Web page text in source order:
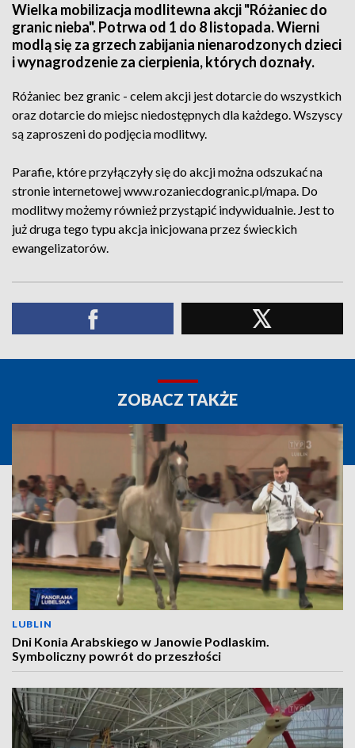
Wielka mobilizacja modlitewna akcji "Różaniec do
granic nieba". Potrwa od 1 do 8 listopada. Wierni
modlą się za grzech zabijania nienarodzonych dzieci
i wynagrodzenie za cierpienia, których doznały.
Różaniec bez granic - celem akcji jest dotarcie do wszystkich
oraz dotarcie do miejsc niedostępnych dla każdego. Wszyscy
są zaproszeni do podjęcia modlitwy.
Parafie, które przyłączyły się do akcji można odszukać na
stronie internetowej www.rozaniecdogranic.pl/mapa. Do
modlitwy możemy również przystąpić indywidualnie. Jest to
już druga tego typu akcja inicjowana przez świeckich
ewangelizatorów.
ZOBACZ TAKŻE
LUBLIN
Dni Konia Arabskiego w Janowie Podlaskim.
Symboliczny powrót do przeszłości